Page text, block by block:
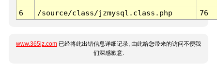
6 /source/class/jzmysql.class.php 76
www.365jz.com 已经将此出错信息详细记录, 由此给您带来的访问不便我
们深感歉意.